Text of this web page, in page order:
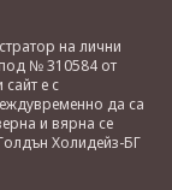
на лични
№ 310584 от
е с
да са
и вярна се
Холидейз-БГ